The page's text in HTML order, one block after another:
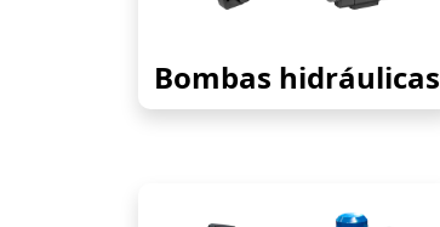
Bombas hidráulicas